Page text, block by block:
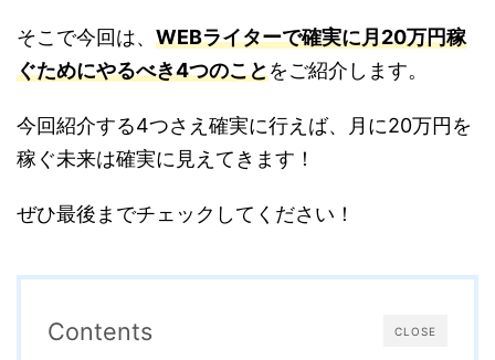
そこで今回は、 WEBライターで確実に月20万円稼
ぐためにやるべき4つのことをご紹介します。
今回紹介する4つさえ確実に行えば、月に20万円を
稼ぐ未来は確実に見えてきます！
ぜひ最後までチェックしてください！
CLOSE
Contents